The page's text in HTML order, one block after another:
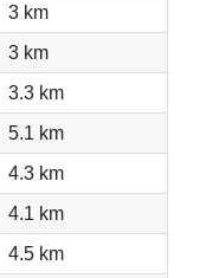
3 km
3 km
3.3 km
5.1 km
4.3 km
4.1 km
4.5 km